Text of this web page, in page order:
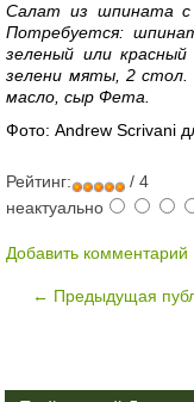
Салат из шпината с
Потребуется:
зеленый или
зелени мяты, 2 стол.
масло, сыр Фета.
Фото: Andrew Scrivani
Рейтинг:
/ 4
неактуально
Добавить комментарий
← Предыдущая